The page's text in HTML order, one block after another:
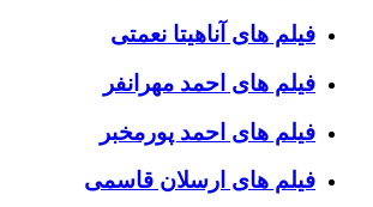
فیلم های آناهیتا نعمتی
فیلم های احمد مهرانفر
فیلم های احمد پورمخبر
فیلم های ارسلان قاسمی